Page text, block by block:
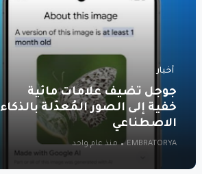
أخبار
جوجل تضيف علامات مائية
خفية إلى الصور المُعدّلة بالذكاء
الاصطناعي
EMBRATORYA منذ عام واحد